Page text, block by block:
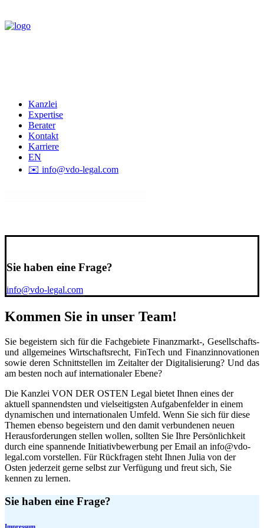
Kanzlei
Expertise
Berater
Kontakt
Karriere
EN
✉️ info@vdo-legal.com
Sie haben eine Frage?
info@vdo-legal.com
Kommen Sie in unser Team!
Sie begeistern sich für die Fachgebiete Finanzmarkt-, Gesellschafts-
und allgemeines Wirtschaftsrecht, FinTech und Finanzinnovationen
sowie deren Schnittstellen im Zeitalter der Digitalisierung? Und das
am besten noch auf internationaler Ebene?
Die Kanzlei VON DER OSTEN Legal bietet Ihnen eines der
aktuell spannendsten und vielseitigsten Aufgabenfelder in einem
dynamischen und internationalen Umfeld. Wenn Sie sich für diese
Themen ebenso begeistern und den damit verbundenen neuen
Herausforderungen stellen wollen, sollten Sie Ihre Persönlichkeit
durch eine spannende Initiativbewerbung per Email an info@vdo-
legal.com vorstellen. Für Rückfragen steht Ihnen Julia von der
Osten jederzeit gerne selbst zur Verfügung und freut sich, Sie
kennen zu lernen.
Sie haben eine Frage?
Impressum